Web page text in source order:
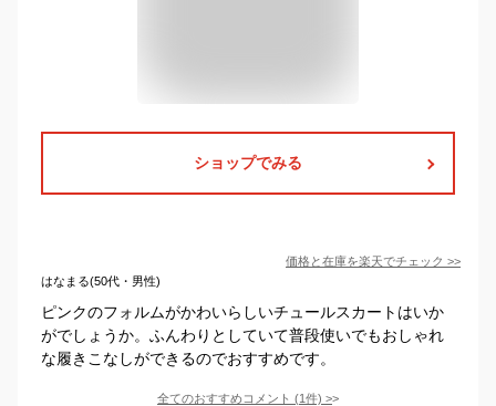
ショップでみる
価格と在庫を楽天でチェック >>
はなまる(50代・男性)
ピンクのフォルムがかわいらしいチュールスカートはいか
がでしょうか。ふんわりとしていて普段使いでもおしゃれ
な履きこなしができるのでおすすめです。
全てのおすすめコメント (1件) >